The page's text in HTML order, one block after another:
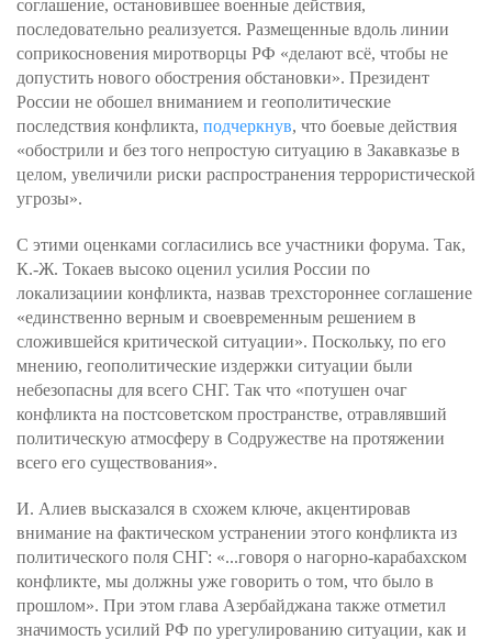
соглашение, остановившее военные действия,
последовательно реализуется. Размещенные вдоль линии
соприкосновения миротворцы РФ «делают всё, чтобы не
допустить нового обострения обстановки». Президент
России не обошел вниманием и геополитические
последствия конфликта, подчеркнув, что боевые действия
«обострили и без того непростую ситуацию в Закавказье в
целом, увеличили риски распространения террористической
угрозы».
С этими оценками согласились все участники форума. Так,
К.-Ж. Токаев высоко оценил усилия России по
локализациии конфликта, назвав трехстороннее соглашение
«единственно верным и своевременным решением в
сложившейся критической ситуации». Поскольку, по его
мнению, геополитические издержки ситуации были
небезопасны для всего СНГ. Так что «потушен очаг
конфликта на постсоветском пространстве, отравлявший
политическую атмосферу в Содружестве на протяжении
всего его существования».
И. Алиев высказался в схожем ключе, акцентировав
внимание на фактическом устранении этого конфликта из
политического поля СНГ: «...говоря о нагорно-карабахском
конфликте, мы должны уже говорить о том, что было в
прошлом». При этом глава Азербайджана также отметил
значимость усилий РФ по урегулированию ситуации, как и